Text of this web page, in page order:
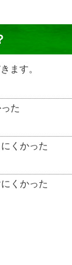
ます。
た
くかった
くかった